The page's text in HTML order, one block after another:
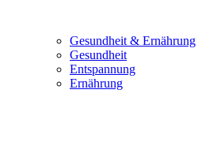
Gesundheit & Ernährung
Gesundheit
Entspannung
Ernährung